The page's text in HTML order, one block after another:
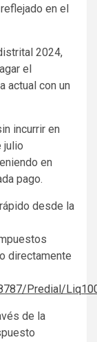
en el
2024,
el
actual con un
incurrir en
julio
en
pago.
desde la
directamente
Predial/
de la